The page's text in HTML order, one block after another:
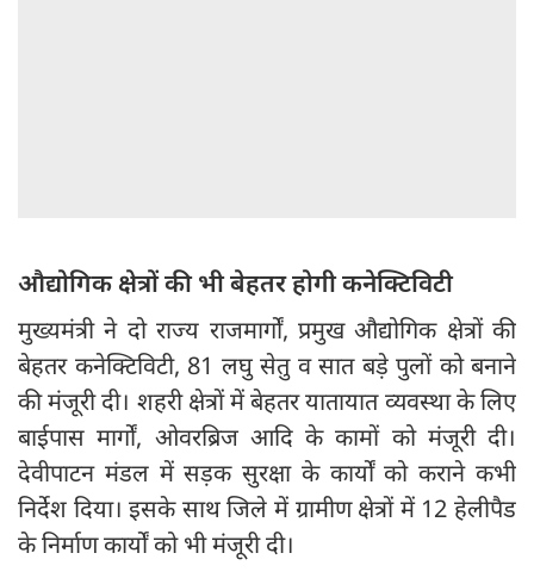
औद्योगिक क्षेत्रों की भी बेहतर होगी कनेक्टिविटी
मुख्यमंत्री ने दो राज्य राजमार्गों, प्रमुख औद्योगिक क्षेत्रों की
बेहतर कनेक्टिविटी, 81 लघु सेतु व सात बड़े पुलों को बनाने
की मंजूरी दी। शहरी क्षेत्रों में बेहतर यातायात व्यवस्था के लिए
बाईपास मार्गों, ओवरब्रिज आदि के कामों को मंजूरी दी।
देवीपाटन मंडल में सड़क सुरक्षा के कार्यों को कराने कभी
निर्देश दिया। इसके साथ जिले में ग्रामीण क्षेत्रों में 12 हेलीपैड
के निर्माण कार्यों को भी मंजूरी दी।